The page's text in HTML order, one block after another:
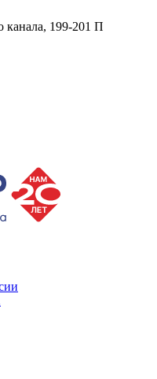
канала, 199-201 П